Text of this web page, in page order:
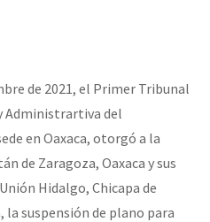
saiba! Nossas lutas pela
30 años de Resistencia y
de 2021, el Primer Tribunal
Administrartiva del
en Oaxaca, otorgó a la
de Zaragoza, Oaxaca y sus
Hidalgo, Chicapa de
la suspensión de plano para